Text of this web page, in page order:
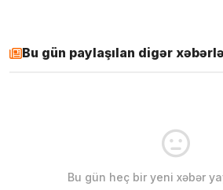
Bu gün paylaşılan digər
Bu gün heç bir yeni xəbər